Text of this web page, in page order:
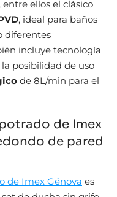
ellos el clásico
, ideal para baños
diferentes
incluye tecnología
posibilidad de uso
de 8L/min para el
de Imex
de pared
de Imex Génova es